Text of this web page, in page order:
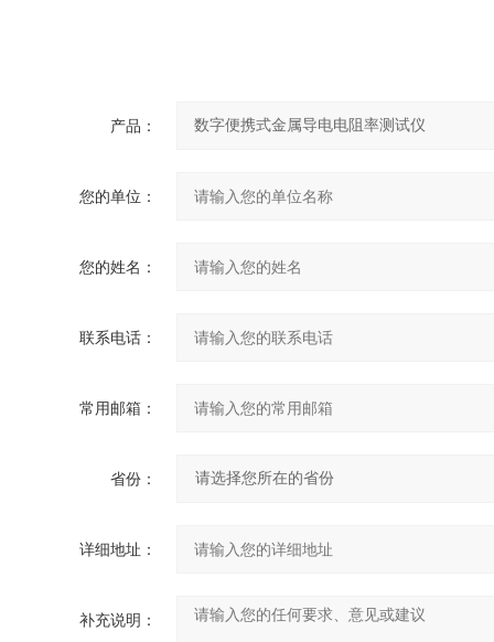
产品：
您的单位：
您的姓名：
联系电话：
常用邮箱：
省份：
详细地址：
补充说明：